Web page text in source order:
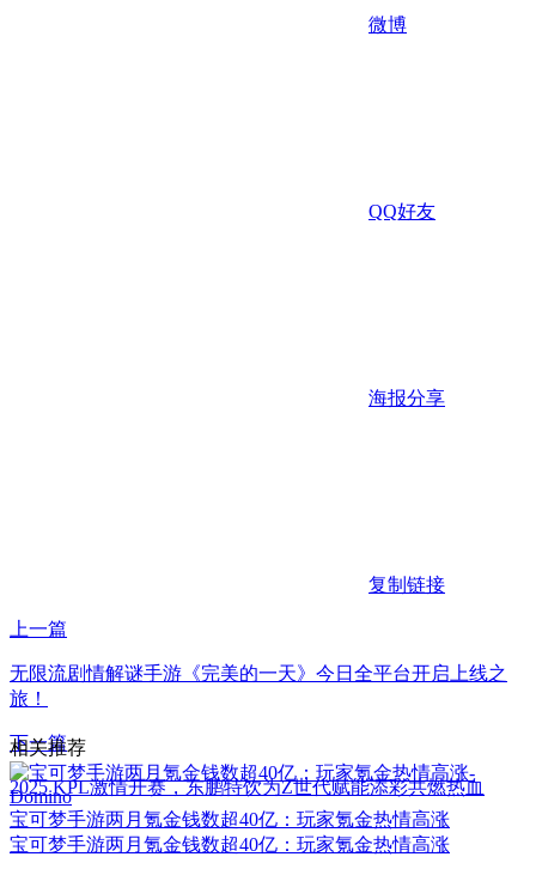
微博
QQ好友
海报分享
复制链接
上一篇
无限流剧情解谜手游《完美的一天》今日全平台开启上线之
旅！
下一篇
2025 KPL激情开赛，东鹏特饮为Z世代赋能添彩共燃热血
相关推荐
宝可梦手游两月氪金钱数超40亿：玩家氪金热情高涨
宝可梦手游两月氪金钱数超40亿：玩家氪金热情高涨